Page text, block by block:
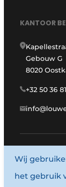
KANTOOR
Gebouw G
8020
+32 50 36
©
Wij
het gebruik